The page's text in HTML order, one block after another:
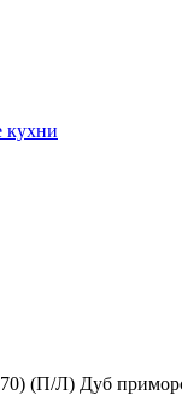
кухни
(П/Л) Дуб